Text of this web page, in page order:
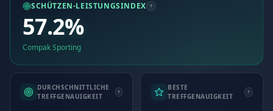
SCHÜTZEN-LEISTUNGSINDEX
57.2%
Compak Sporting
DURCHSCHNITTLICHE
TREFFGENAUIGKEIT
BESTE
TREFFGENAUIGKEIT